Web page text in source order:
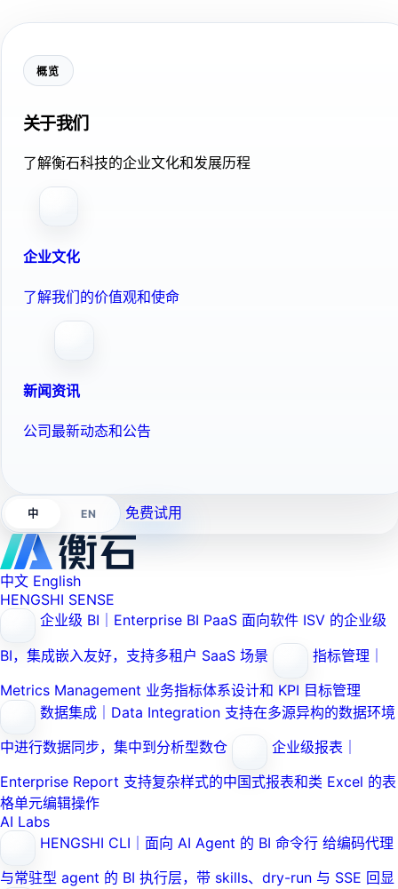
概览
关于我们
了解衡石科技的企业文化和发展历程
企业文化
了解我们的价值观和使命
新闻资讯
公司最新动态和公告
中 EN 免费试用
中文 English
HENGSHI SENSE
企业级 BI｜Enterprise BI PaaS 面向软件 ISV 的企业级
BI，集成嵌入友好，支持多租户 SaaS 场景
指标管理｜
Metrics Management 业务指标体系设计和 KPI 目标管理
数据集成｜Data Integration 支持在多源异构的数据环境
中进行数据同步，集中到分析型数仓
企业级报表｜
Enterprise Report 支持复杂样式的中国式报表和类 Excel 的表
格单元编辑操作
AI Labs
HENGSHI CLI｜面向 AI Agent 的 BI 命令行 给编码代理
与常驻型 agent 的 BI 执行层，带 skills、dry-run 与 SSE 回显